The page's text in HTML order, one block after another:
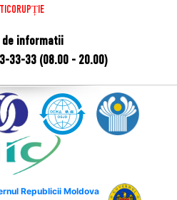
de informatii
33-33 (08.00 - 20.00)
Republicii Moldova